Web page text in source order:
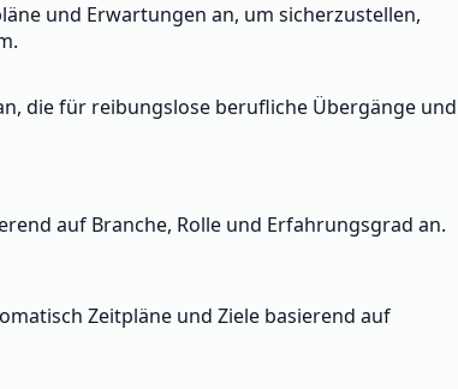
und Erwartungen an, um sicherzustellen,
die für reibungslose berufliche Übergänge und
auf Branche, Rolle und Erfahrungsgrad an.
Zeitpläne und Ziele basierend auf